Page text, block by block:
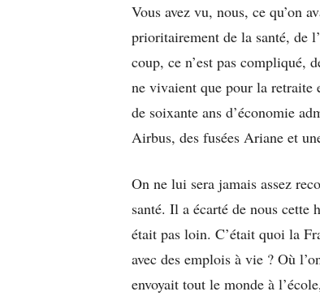
Vous avez vu, nous, ce qu’on
prioritairement de la santé, de
coup, ce n’est pas compliqué,
ne vivaient que pour la retraite
de soixante ans d’économie
Airbus, des fusées Ariane et
On ne lui sera jamais assez
santé. Il a écarté de nous cette
était pas loin. C’était quoi la
avec des emplois à vie ? Où
envoyait tout le monde à